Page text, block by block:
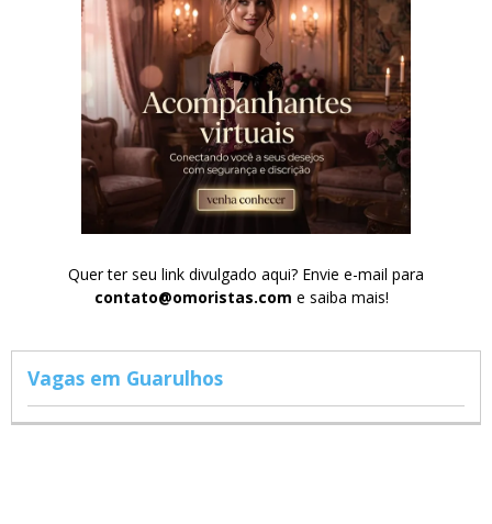
Quer ter seu link divulgado aqui? Envie e-mail para
contato@omoristas.com e saiba mais!
Vagas em Guarulhos